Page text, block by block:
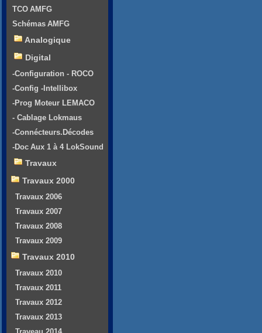
TCO AMFG
Schémas AMFG
Analogique
Digital
-Configuration - ROCO
-Config -Intellibox
-Prog Moteur LEMACO
- Cablage Lokmaus
-Connécteurs.Décodes
-Doc Aux 1 à 4 LokSound
Travaux
Travaux 2000
Travaux 2006
Travaux 2007
Travaux 2008
Travaux 2009
Travaux 2010
Travaux 2010
Travaux 2011
Travaux 2012
Travaux 2013